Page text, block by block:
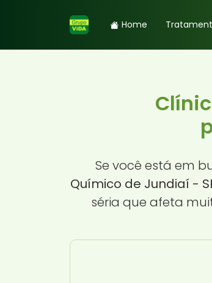
Home
Se você está em
Químico de Jundiaí -
séria que afeta